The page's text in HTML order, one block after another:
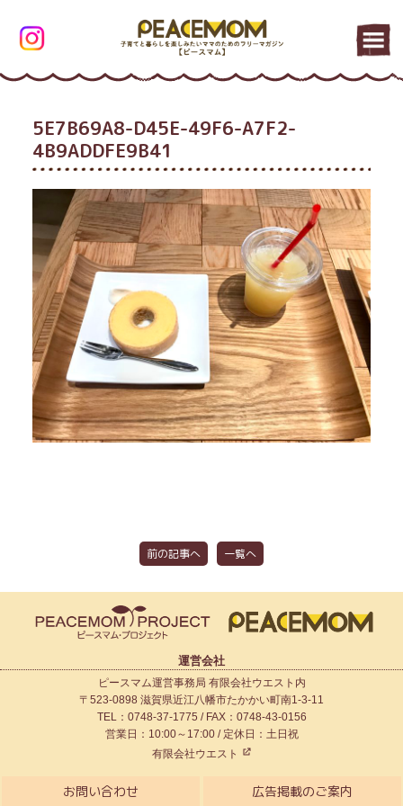
5E7B69A8-D45E-49F6-A7F2-
4B9ADDFE9B41
前の記事へ 一覧へ
運営会社
ピースマム運営事務局 有限会社ウエスト内
〒523-0898 滋賀県近江八幡市たかかい町南1-3-11
TEL：0748-37-1775 / FAX：0748-43-0156
営業日：10:00～17:00 / 定休日：土日祝
有限会社ウエスト
お問い合わせ 広告掲載のご案内